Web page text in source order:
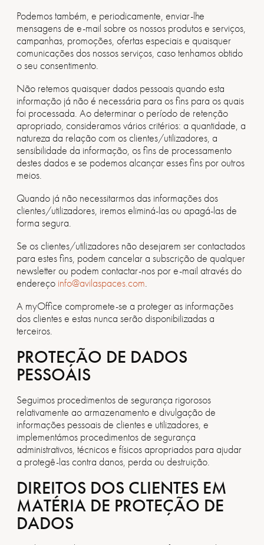
Podemos também, e periodicamente, enviar-lhe
mensagens de e-mail sobre os nossos produtos e serviços,
campanhas, promoções, ofertas especiais e quaisquer
comunicações dos nossos serviços, caso tenhamos obtido
o seu consentimento.
Não retemos quaisquer dados pessoais quando esta
informação já não é necessária para os fins para os quais
foi processada. Ao determinar o período de retenção
apropriado, consideramos vários critérios: a quantidade, a
natureza da relação com os clientes/utilizadores, a
sensibilidade da informação, os fins de processamento
destes dados e se podemos alcançar esses fins por outros
meios.
Quando já não necessitarmos das informações dos
clientes/utilizadores, iremos eliminá-las ou apagá-las de
forma segura.
Se os clientes/utilizadores não desejarem ser contactados
para estes fins, podem cancelar a subscrição de qualquer
newsletter ou podem contactar-nos por e-mail através do
endereço info@avilaspaces.com.
A myOffice compromete-se a proteger as informações
dos clientes e estas nunca serão disponibilizadas a
terceiros.
PROTEÇÃO DE DADOS
PESSOAIS
Seguimos procedimentos de segurança rigorosos
relativamente ao armazenamento e divulgação de
informações pessoais de clientes e utilizadores, e
implementámos procedimentos de segurança
administrativos, técnicos e físicos apropriados para ajudar
a protegê-las contra danos, perda ou destruição.
DIREITOS DOS CLIENTES EM
MATÉRIA DE PROTEÇÃO DE
DADOS